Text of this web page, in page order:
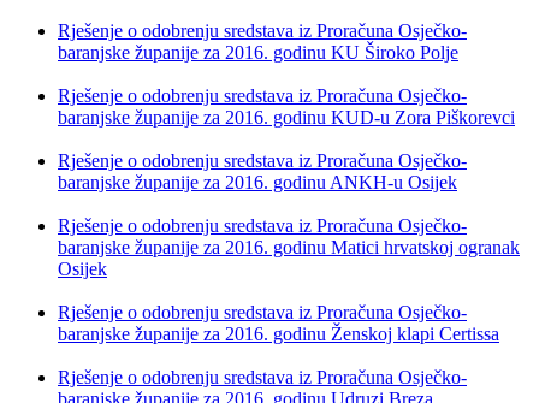
Rješenje o odobrenju sredstava iz Proračuna Osječko-
baranjske županije za 2016. godinu KU Široko Polje
Rješenje o odobrenju sredstava iz Proračuna Osječko-
baranjske županije za 2016. godinu KUD-u Zora Piškorevci
Rješenje o odobrenju sredstava iz Proračuna Osječko-
baranjske županije za 2016. godinu ANKH-u Osijek
Rješenje o odobrenju sredstava iz Proračuna Osječko-
baranjske županije za 2016. godinu Matici hrvatskoj ogranak
Osijek
Rješenje o odobrenju sredstava iz Proračuna Osječko-
baranjske županije za 2016. godinu Ženskoj klapi Certissa
Rješenje o odobrenju sredstava iz Proračuna Osječko-